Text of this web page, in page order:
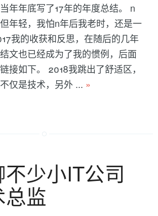
年年底写了17年的年度总结。 n
年轻，我怕n年后我老时，还是一
我的收获和反思，在随后的几年
文也已经成为了我的惯例，后面
接如下。 2018我跳出了舒适区，
仅是技术，另外 ... »
少小IT公司
监